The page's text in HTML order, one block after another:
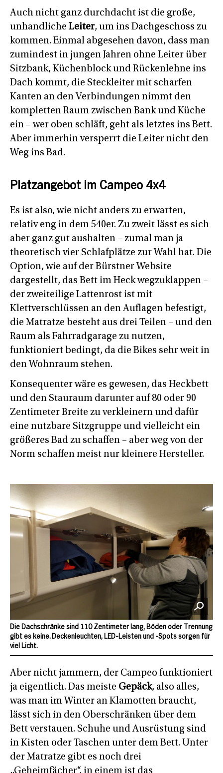
Auch nicht ganz durchdacht ist die große,
unhandliche Leiter, um ins Dachgeschoss zu
kommen. Einmal abgesehen davon, dass man
zumindest in jungen Jahren ohne Leiter über
Sitzbank, Küchenblock und Rückenlehne ins
Dach kommt, die Steckleiter mit scharfen
Kanten an den Verbindungen nimmt den
kompletten Raum zwischen Bank und Küche
ein – wer oben schläft, geht als letztes ins Bett.
Aber immerhin versperrt die Leiter nicht den
Weg ins Bad.
Platzangebot im Campeo 4x4
Es ist also, wie nicht anders zu erwarten,
relativ eng in dem 540er. Zu zweit lässt es sich
aber ganz gut aushalten – zumal man ja
theoretisch vier Schlafplätze zur Wahl hat. Die
Option, wie auf der Bürstner Website
dargestellt, das Bett im Heck wegzuklappen –
der zweiteilige Lattenrost ist mit
Klettverschlüssen an den Auflagen befestigt,
die Matratze besteht aus drei Teilen – und den
Raum als Fahrradgarage zu nutzen,
funktioniert bedingt, da die Bikes sehr weit in
den Wohnraum stehen.
Konsequenter wäre es gewesen, das Heckbett
und den Stauraum darunter auf 80 oder 90
Zentimeter Breite zu verkleinern und dafür
eine nutzbare Sitzgruppe und vielleicht ein
größeres Bad zu schaffen – aber weg von der
Norm schaffen meist nur kleinere Hersteller.
Aber nicht jammern, der Campeo funktioniert
ja eigentlich. Das meiste Gepäck, also alles,
was man im Winter an Klamotten braucht,
lässt sich in den Oberschränken über dem
Bett verstauen. Schuhe und Ausrüstung sind
in Kisten oder Taschen unter dem Bett. Unter
der Matratze gibt es noch drei
Die Dachschränke sind 110 Zentimeter lang, Böden oder Trennung
gibt es keine. Deckenleuchten, LED-Leisten und -Spots sorgen für
viel Licht.